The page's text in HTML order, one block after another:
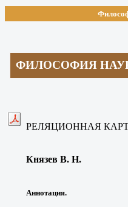
ФИЛОСОФИЯ
РЕЛЯЦИОННАЯ
Князев В. Н.
Аннотация.